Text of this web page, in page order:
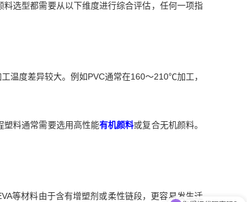
选型都需要从以下维度进行综合评估，任何一项指
温度差异较大。例如PVC通常在160～210℃加工，
塑料通常需要选用高性能有机颜料或复合无机颜料。
等材料由于含有增塑剂或柔性链段，更容易发生迁